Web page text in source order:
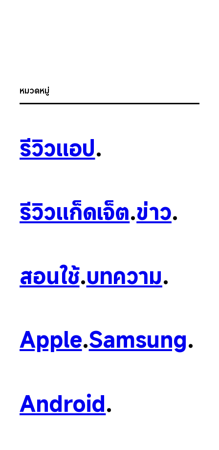
หมวดหมู่
รีวิวแอป.
รีวิวแก็ดเจ็ต.ข่าว.
สอนใช้.บทความ.
Apple.Samsung.
Android.